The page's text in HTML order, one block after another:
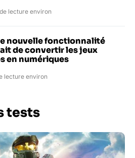
lecture environ
nouvelle fonctionnalité
de convertir les jeux
en numériques
lecture environ
tests